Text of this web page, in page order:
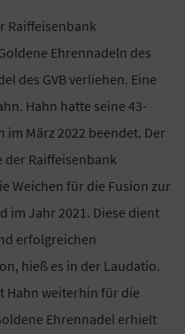
Raiffeisenbank
Ehrennadeln des
des GVB verliehen. Eine
Hahn hatte seine 43-
März 2022 beendet. Der
Raiffeisenbank
Weichen für die Fusion zur
im Jahr 2021. Diese dient
erfolgreichen
hieß es in der Laudatio.
Hahn weiterhin für die
Ehrennadel erhielt